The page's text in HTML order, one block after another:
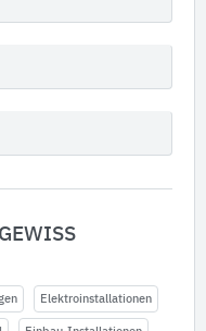
Elektroinstallationen